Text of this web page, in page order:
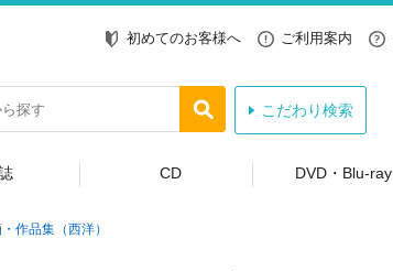
初めてのお客様へ ご利用案内
こだわり検索
CD DVD・Blu-ray
作品集（西洋）